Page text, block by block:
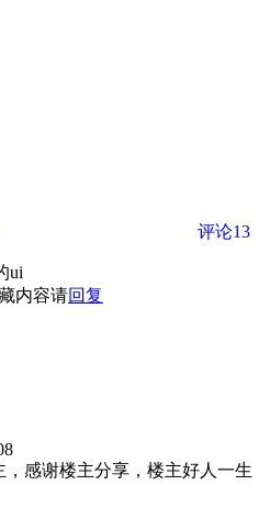
评论13
ui
内容请回复
感谢楼主分享，楼主好人一生